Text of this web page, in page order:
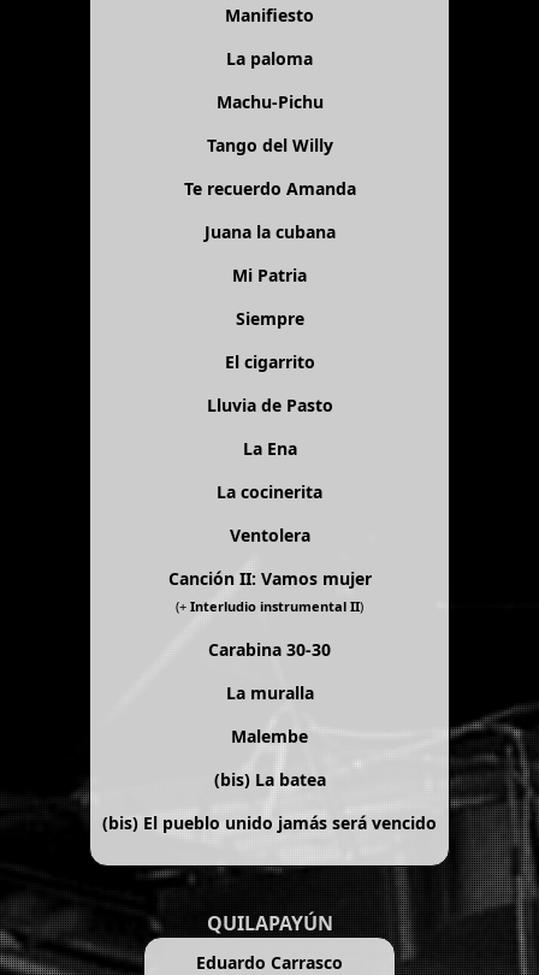
Manifiesto
La paloma
Machu-Pichu
Tango del Willy
Te recuerdo Amanda
Juana la cubana
Mi Patria
Siempre
El cigarrito
Lluvia de Pasto
La Ena
La cocinerita
Ventolera
Canción II: Vamos mujer
(+ Interludio instrumental II)
Carabina 30-30
La muralla
Malembe
(bis) La batea
(bis) El pueblo unido jamás será vencido
QUILAPAYÚN
Eduardo Carrasco